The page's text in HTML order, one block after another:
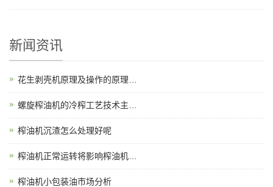
新闻资讯
花生剥壳机原理及操作的原理…
螺旋榨油机的冷榨工艺技术主…
榨油机沉渣怎么处理好呢
榨油机正常运转将影响榨油机…
榨油机小包装油市场分析